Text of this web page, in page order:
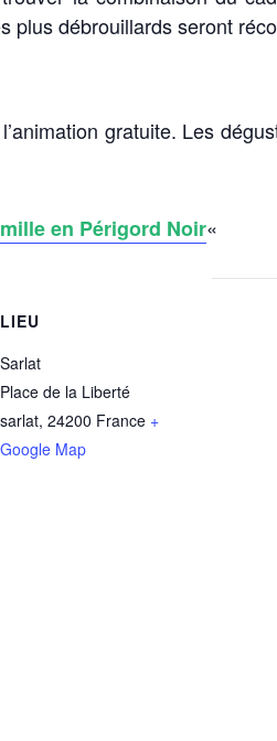
plus débrouillards seront
gratuite. Les
en Périgord Noir«
LIEU
Sarlat
Place de la Liberté
sarlat, 24200 France +
Google Map